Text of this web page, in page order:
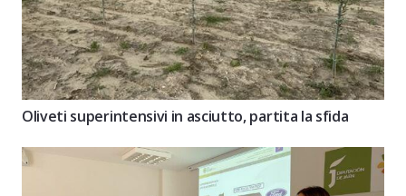
Oliveti superintensivi in asciutto, partita la sfida